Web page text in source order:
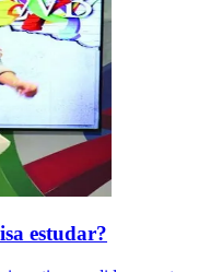
estudar?